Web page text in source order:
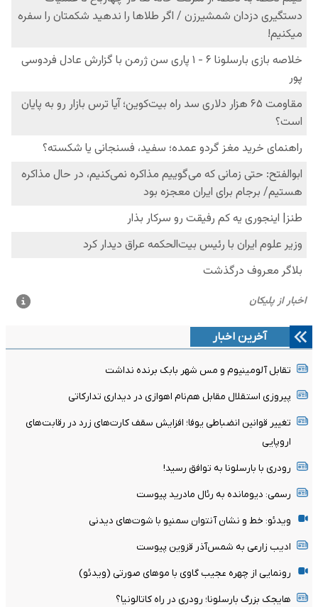
آخرین اخبار
تقابل آلومینیوم و مس شهر بابک برنده نداشت
پیروزی استقلال مقابل هم‌نام اهوازی در دیداری تدارکاتی
تغییر قوانین انضباطی یوفا؛ افزایش سقف کارت‌های زرد در رقابت‌های
اروپایی
رودری با بارسلونا به توافق رسید!
رسمی: دیومانده به رئال مادرید پیوست
ویدئو: خط و نشان آنتوان سمنیو با شوت‌های دیدنی
ادیب زارعی به شمس‌آذر قزوین پیوست
رونمایی از چهره عجیب گاوی با موهای صورتی (ویدئو)
هایجک بزرگ بارسلونا؛ رودری در راه کاتالونیا؟